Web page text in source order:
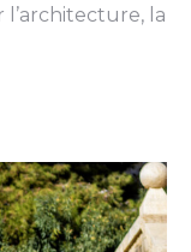
l’architecture, la